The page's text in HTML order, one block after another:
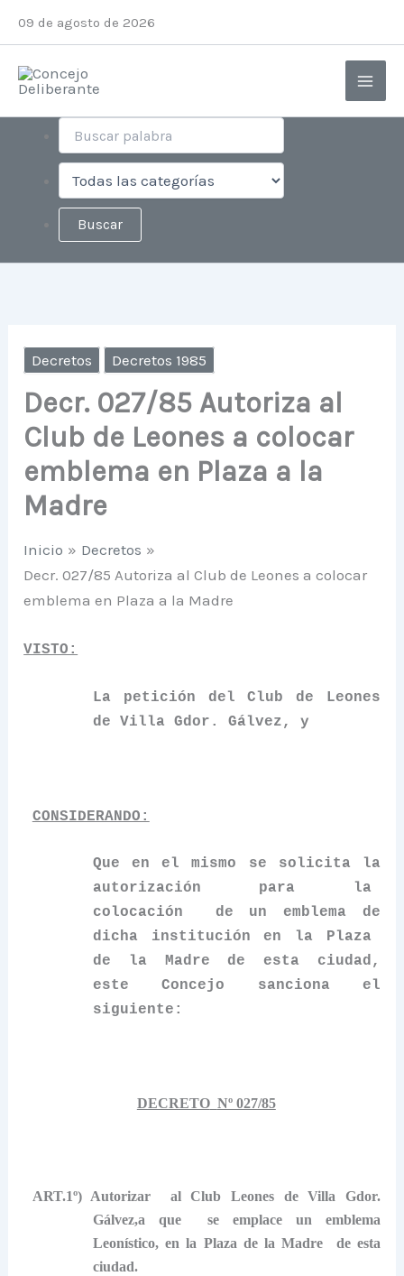
contenido
09 de agosto de 2026
Decretos Decretos 1985
Decr. 027/85 Autoriza al
Club de Leones a colocar
emblema en Plaza a la
Madre
Inicio
Decretos
Decr. 027/85 Autoriza al Club de Leones a colocar
emblema en Plaza a la Madre
VISTO:
La petición del Club de Leones
de Villa Gdor. Gálvez, y
CONSIDERANDO:
Que en el mismo se solicita la
autorización para la
colocación
de un emblema de
dicha institución en la Plaza
de la Madre de esta ciudad,
este Concejo sanciona el
siguiente:
DECRETO Nº 027/85
ART.1º) Autorizar
al Club Leones de Villa Gdor.
Gálvez,a que
se emplace un emblema
Leonístico, en la Plaza de la Madre
de esta
ciudad.